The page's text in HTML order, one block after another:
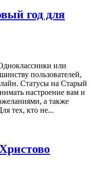
год для
или
пользователей,
Статусы на Старый
настроение вам и
а также
тех, кто не...